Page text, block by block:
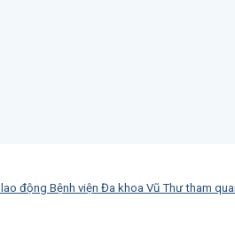
động Bệnh viện Đa khoa Vũ Thư tham